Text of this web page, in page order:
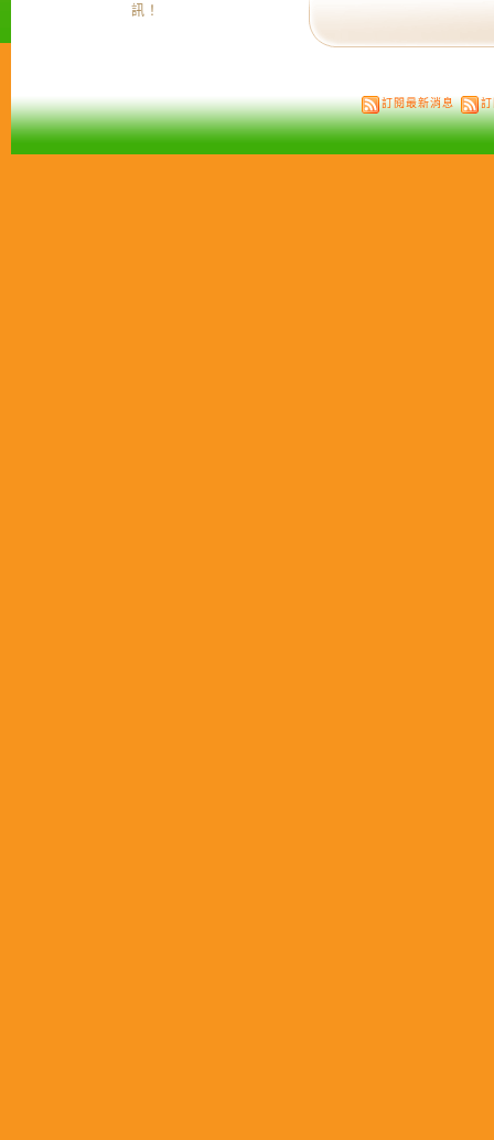
訊！
訂閱最新消息 訂